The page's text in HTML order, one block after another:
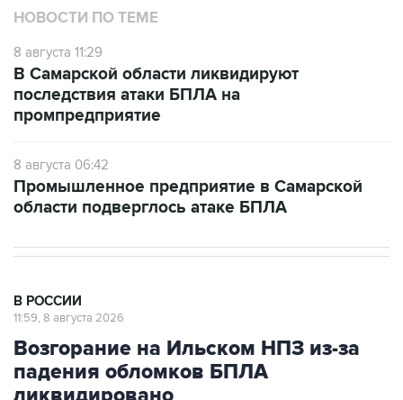
НОВОСТИ ПО ТЕМЕ
8 августа 11:29
В Самарской области ликвидируют
последствия атаки БПЛА на
промпредприятие
8 августа 06:42
Промышленное предприятие в Самарской
области подверглось атаке БПЛА
В РОССИИ
11:59, 8 августа 2026
Возгорание на Ильском НПЗ из-за
падения обломков БПЛА